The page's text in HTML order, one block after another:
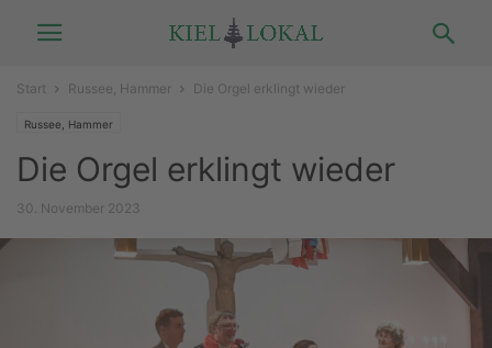
Start Russee, Hammer Die Orgel erklingt wieder
Russee, Hammer
Die Orgel erklingt wieder
30. November 2023